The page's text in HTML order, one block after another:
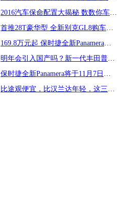
2016汽车保命配置大揭秘 数数你车占几样？
首推28T豪华型 全新别克GL8购车手册
169.8万元起 保时捷全新Panamera亚洲首发
明年会引入国产吗？新一代丰田普锐斯解析
保时捷全新Panamera将于11月7日亚洲首发
比途观便宜，比汉兰达年轻，这三款15万SUV怎么选